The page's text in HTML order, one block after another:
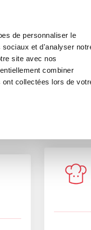
de personnaliser le
et d'analyser
site avec nos
combiner
collectées lors de
NOIR